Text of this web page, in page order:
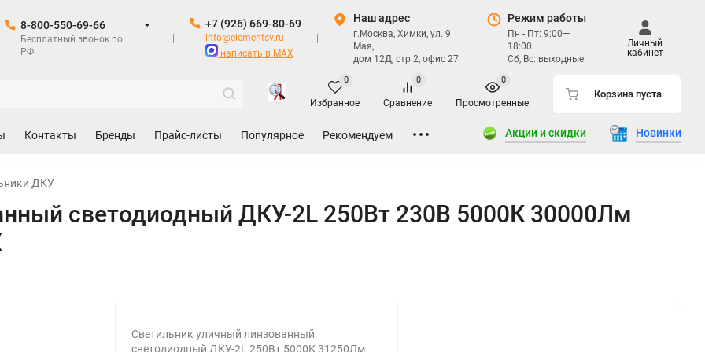
8-800-550-69-66
Бесплатный звонок по
РФ
+7 (926) 669-80-69
info@elementsv.ru
написать в MAX
Наш адрес
г.Москва, Химки, ул. 9
Мая,
дом 12Д, стр.2, офис 27
Режим работы
Пн - Пт: 9:00—
18:00
Сб, Вс: выходные
Личный
кабинет
Избранное
0
Сравнение
0
Просмотренные
0
Корзина пуста
Контакты Бренды Прайс-листы Популярное Рекомендуем Акции и скидки Новинки
ДКУ
светодиодный ДКУ-2L 250Вт 230В 5000К 30000Лм
Светильник уличный линзованный
светодиодный ДКУ-2L 250Вт 5000К 31250Лм